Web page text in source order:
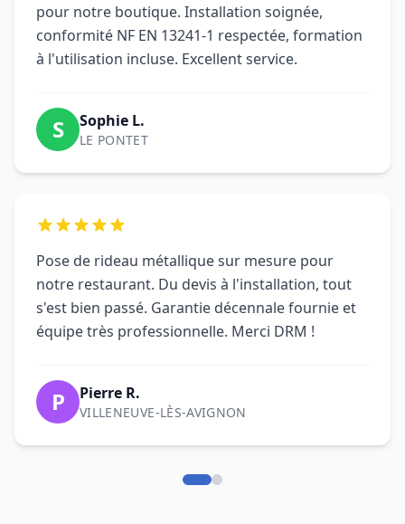
pour notre boutique. Installation soignée,
conformité NF EN 13241-1 respectée, formation
à l'utilisation incluse. Excellent service.
S Sophie L.
LE PONTET
Pose de rideau métallique sur mesure pour
notre restaurant. Du devis à l'installation, tout
s'est bien passé. Garantie décennale fournie et
équipe très professionnelle. Merci DRM !
P Pierre R.
VILLENEUVE-LÈS-AVIGNON